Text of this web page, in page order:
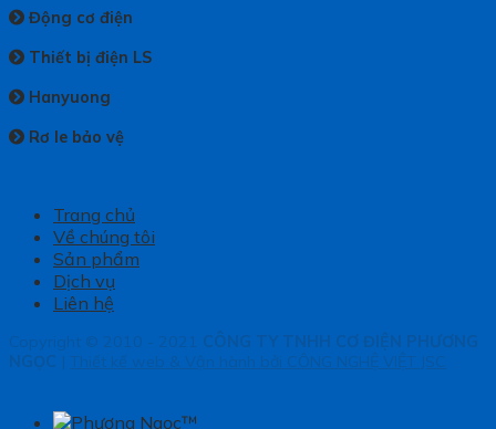
Động cơ điện
Thiết bị điện LS
Hanyuong
Rơ le bảo vệ
Trang chủ
Về chúng tôi
Sản phẩm
Dịch vụ
Liên hệ
Copyright © 2010 - 2021 CÔNG TY TNHH CƠ ĐIỆN PHƯƠNG
NGỌC | Thiết kế web & Vận hành bởi CÔNG NGHỆ VIỆT JSC